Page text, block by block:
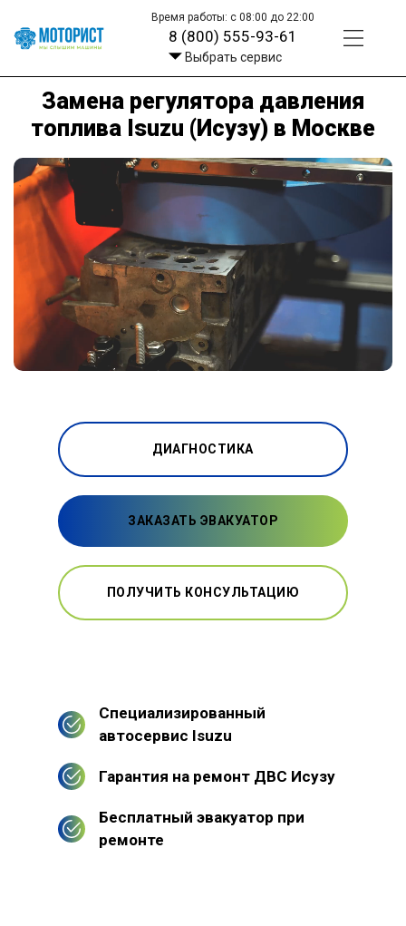
Время работы: с 08:00 до 22:00
8 (800) 555-93-61
Выбрать сервис
Замена регулятора давления
топлива Isuzu (Исузу) в Москве
ДИАГНОСТИКА
ЗАКАЗАТЬ ЭВАКУАТОР
ПОЛУЧИТЬ КОНСУЛЬТАЦИЮ
Специализированный
автосервис Isuzu
Гарантия на ремонт ДВС Исузу
Бесплатный эвакуатор при
ремонте